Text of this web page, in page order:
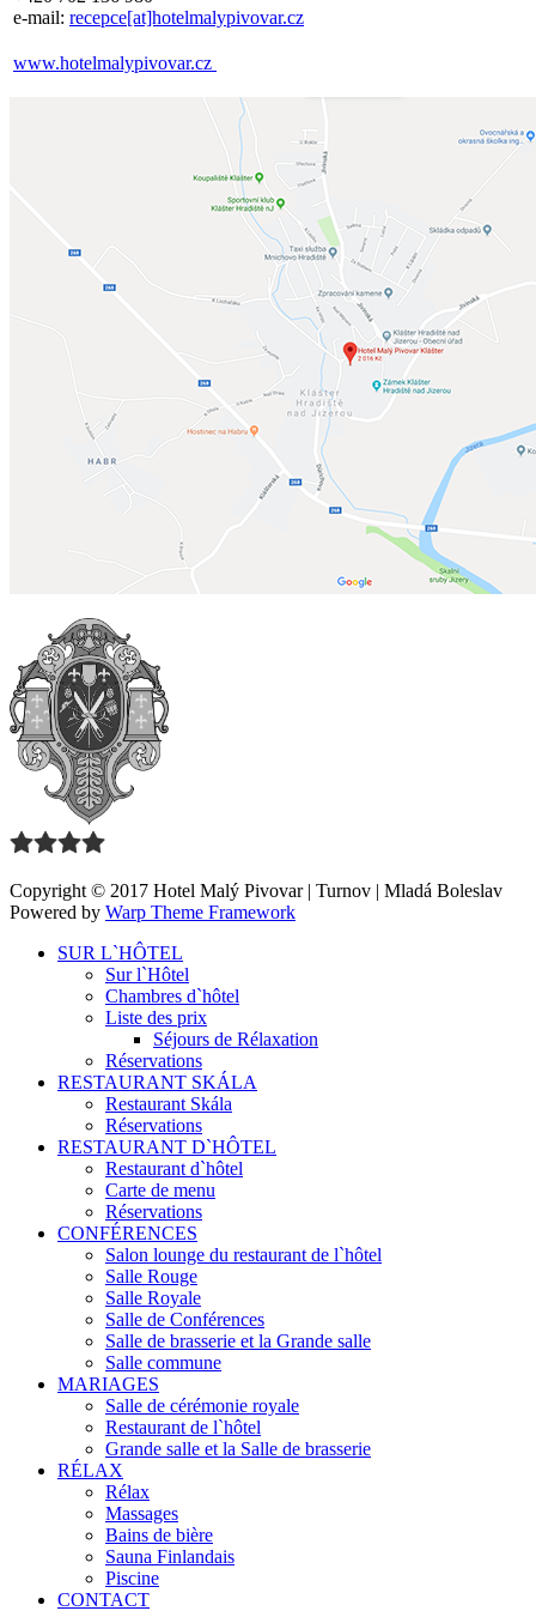
e-mail: recepce[at]hotelmalypivovar.cz
www.hotelmalypivovar.cz
Copyright © 2017 Hotel Malý Pivovar | Turnov | Mladá Boleslav
Powered by Warp Theme Framework
SUR L`HÔTEL
Sur l`Hôtel
Chambres d`hôtel
Liste des prix
Séjours de Rélaxation
Réservations
RESTAURANT SKÁLA
Restaurant Skála
Réservations
RESTAURANT D`HÔTEL
Restaurant d`hôtel
Carte de menu
Réservations
CONFÉRENCES
Salon lounge du restaurant de l`hôtel
Salle Rouge
Salle Royale
Salle de Conférences
Salle de brasserie et la Grande salle
Salle commune
MARIAGES
Salle de cérémonie royale
Restaurant de l`hôtel
Grande salle et la Salle de brasserie
RÉLAX
Rélax
Massages
Bains de bière
Sauna Finlandais
Piscine
CONTACT